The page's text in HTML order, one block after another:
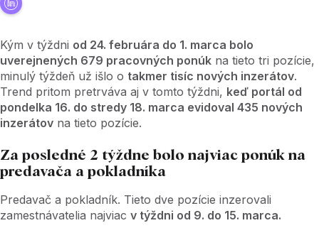
Kým v týždni od 24. februára do 1. marca bolo
uverejnených 679 pracovných ponúk na tieto tri pozície,
minulý týždeň už išlo o takmer tisíc nových inzerátov.
Trend pritom pretrváva aj v tomto týždni, keď portál od
pondelka 16. do stredy 18. marca evidoval 435 nových
inzerátov na tieto pozície.
Za posledné 2 týždne bolo najviac ponúk na
predavača a pokladníka
Predavač a pokladník. Tieto dve pozície inzerovali
zamestnávatelia najviac v týždni od 9. do 15. marca.